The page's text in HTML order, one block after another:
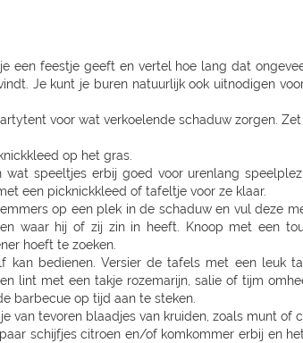
een feestje geeft en vertel hoe lang dat
Je kunt je buren natuurlijk ook uitnodigen
voor wat verkoelende schaduw zorgen.
op het gras.
speeltjes erbij goed voor urenlang
een picknickkleed of tafeltje voor ze klaar.
op een plek in de schaduw en vul deze
waar hij of zij zin in heeft. Knoop met een
hoeft te zoeken.
bedienen. Versier de tafels met een leuk
lint met een takje rozemarijn, salie of tijm
barbecue op tijd aan te steken.
van tevoren blaadjes van kruiden, zoals munt of
schijfjes citroen en/of komkommer erbij en